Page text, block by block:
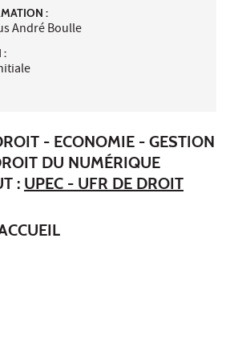
:
André Boulle
:
- ECONOMIE - GESTION
DU NUMÉRIQUE
: UPEC - UFR DE DROIT